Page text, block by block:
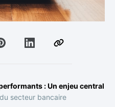
: Un enjeu central
secteur bancaire